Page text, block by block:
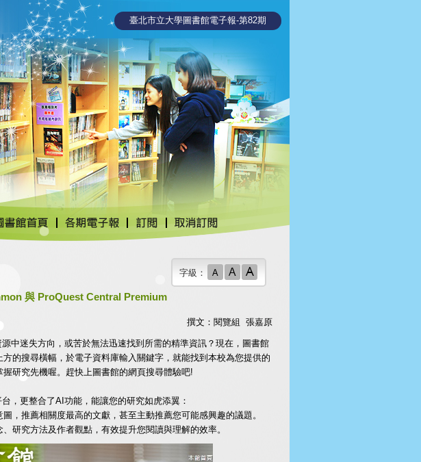
臺北市立大學圖書館電子報-第82期
字級：
與 ProQuest Central Premium
撰文：閱覽組 張嘉原
迷失方向，或苦於無法迅速找到所需的精準資訊？現在，圖書館
的搜尋橫幅，於電子資料庫輸入關鍵字，就能找到本校為您提供的
研究先機喔。趕快上圖書館的網頁搜尋體驗吧!
更整合了AI功能，能讓您的研究如虎添翼：
，推薦相關度最高的文獻，甚至主動推薦您可能感興趣的議題。
研究方法及作者觀點，有效提升您閱讀與理解的效率。